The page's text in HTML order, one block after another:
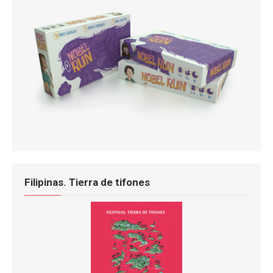
Filipinas. Tierra de tifones